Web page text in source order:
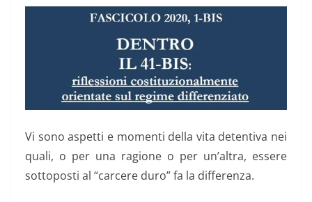
Vi sono aspetti e momenti della vita detentiva nei
quali, o per una ragione o per un’altra, essere
sottoposti al “carcere duro” fa la differenza.